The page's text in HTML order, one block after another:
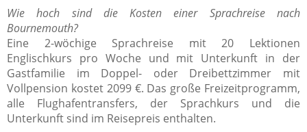
Wie hoch sind die Kosten einer Sprachreise nach
Bournemouth?
Eine 2-wöchige Sprachreise mit 20 Lektionen
Englischkurs pro Woche und mit Unterkunft in der
Gastfamilie im Doppel- oder Dreibettzimmer mit
Vollpension kostet 2099 €. Das große Freizeitprogramm,
alle Flughafentransfers, der Sprachkurs und die
Unterkunft sind im Reisepreis enthalten.